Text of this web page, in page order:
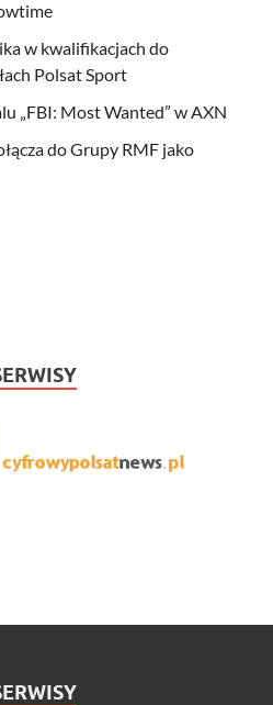
w kwalifikacjach do
Polsat Sport
„FBI: Most Wanted” w AXN
do Grupy RMF jako